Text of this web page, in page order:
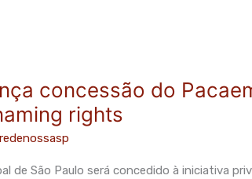
concessão do
rights
redenossasp
de São Paulo será concedido à iniciativa